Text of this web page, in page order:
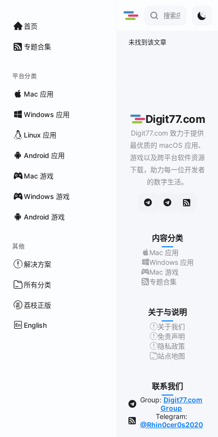
首页
专题合集
平台分类
Mac 应用
Windows 应用
Linux 应用
Android 应用
Mac 游戏
Windows 游戏
Android 游戏
其他
解决方案
所有分类
荔枝正版
English
未找到该文章
Digit77.com
Digit77.com 致力于提供
最优质的 macOS 应用、
游戏以及跨平台软件资源
下载，助力每一位开发者
的数字生活。
内容分类
Mac 应用
Windows 应用
Mac 游戏
专题合集
关于与说明
关于我们
免责声明
隐私政策
站点地图
联系我们
Group: Digit77.com
Group
Telegram:
@Rhin0cer0s2020